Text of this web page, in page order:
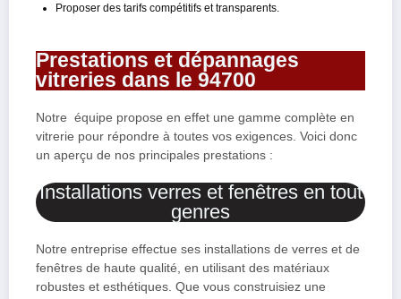
Proposer des tarifs compétitifs et transparents.
Prestations et dépannages
vitreries dans le 94700
Notre équipe propose en effet une gamme complète en
vitrerie pour répondre à toutes vos exigences. Voici donc
un aperçu de nos principales prestations :
Installations verres et fenêtres en tout
genres
Notre entreprise effectue ses installations de verres et de
fenêtres de haute qualité, en utilisant des matériaux
robustes et esthétiques. Que vous construisiez une